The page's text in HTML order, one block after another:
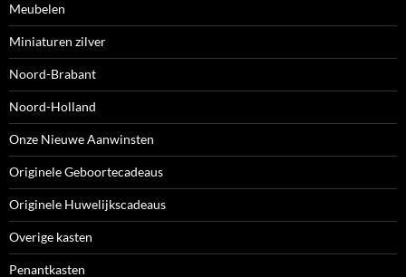
Meubelen
Miniaturen zilver
Noord-Brabant
Noord-Holland
Onze Nieuwe Aanwinsten
Originele Geboortecadeaus
Originele Huwelijkscadeaus
Overige kasten
Penantkasten